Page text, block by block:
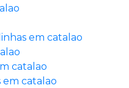
em catalao
catalao
em catalao